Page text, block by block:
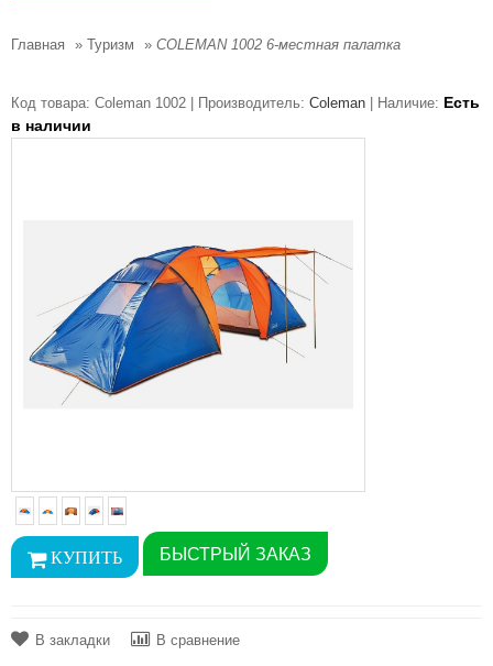
Главная » Туризм » COLEMAN 1002 6-местная палатка
Код товара: Coleman 1002 | Производитель: Coleman Наличие: Есть
в наличии
БЫСТРЫЙ ЗАКАЗ
В закладки В сравнение